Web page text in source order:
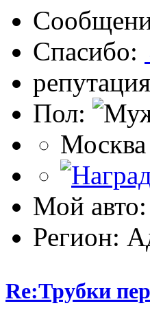
Спасибо:
Пол:
Москва
Мой
Регион:
Re:Трубки